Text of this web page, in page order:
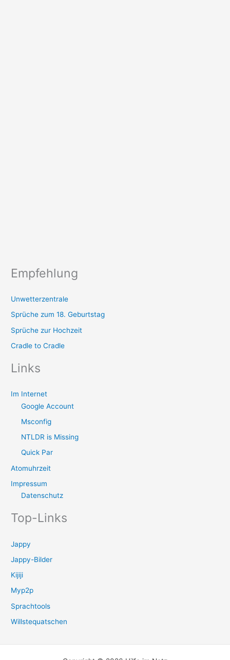
Empfehlung
Unwetterzentrale
Sprüche zum 18. Geburtstag
Sprüche zur Hochzeit
Cradle to Cradle
Links
Im Internet
Google Account
Msconfig
NTLDR is Missing
Quick Par
Atomuhrzeit
Impressum
Datenschutz
Top-Links
Jappy
Jappy-Bilder
Kijiji
Myp2p
Sprachtools
Willstequatschen